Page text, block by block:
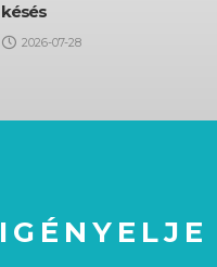
késés
2026-07-28
IGÉNYELJE